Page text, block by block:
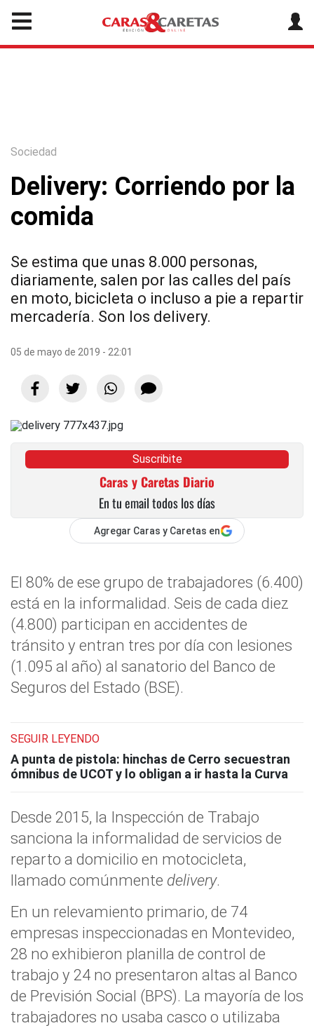
Sociedad
Delivery: Corriendo por la
comida
Se estima que unas 8.000 personas,
diariamente, salen por las calles del país
en moto, bicicleta o incluso a pie a repartir
mercadería. Son los delivery.
05 de mayo de 2019 - 22:01
Suscribite
Caras y Caretas Diario
En tu email todos los días
Agregar Caras y Caretas en
El 80% de ese grupo de trabajadores (6.400)
está en la informalidad. Seis de cada diez
(4.800) participan en accidentes de
tránsito y entran tres por día con lesiones
(1.095 al año) al sanatorio del Banco de
Seguros del Estado (BSE).
SEGUIR LEYENDO
A punta de pistola: hinchas de Cerro secuestran
ómnibus de UCOT y lo obligan a ir hasta la Curva
Desde 2015, la Inspección de Trabajo
sanciona la informalidad de servicios de
reparto a domicilio en motocicleta,
llamado comúnmente delivery.
En un relevamiento primario, de 74
empresas inspeccionadas en Montevideo,
28 no exhibieron planilla de control de
trabajo y 24 no presentaron altas al Banco
de Previsión Social (BPS). La mayoría de los
trabajadores no usaba casco o utilizaba